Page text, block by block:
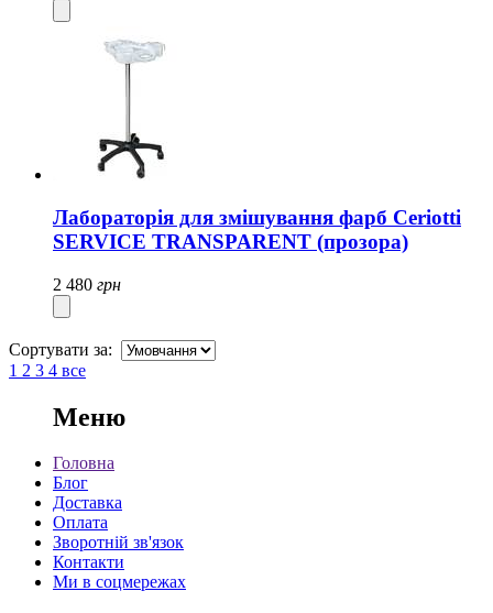
Лабораторія для змішування фарб Ceriotti
SERVICE TRANSPARENT (прозора)
2 480 грн
Сортувати за:
1 2 3 4 все
Меню
Головна
Блог
Доставка
Оплата
Зворотній зв'язок
Контакти
Ми в соцмережах